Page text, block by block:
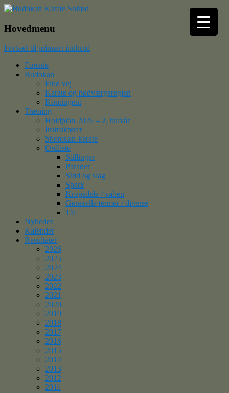
Budokan Karate Solrød
Hovedmenu
Fortsæt til primært indhold
Forside
Budokan
Find vej
Karate og nødværgereglen
Kontingent
Træning
Holdplan 2026 – 2. halvår
Instruktører
Shotokan-karate
Ordliste
Stillinger
Parader
Stød og slag
Spark
Kropsdele / våben
Generelle termer / diverse
Tal
Nyheder
Kalender
Resultater
2026
2025
2024
2023
2022
2021
2020
2019
2018
2017
2016
2015
2014
2013
2012
2011